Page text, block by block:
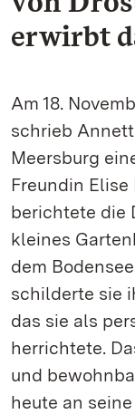
erwirbt
Am 18.
schrieb
Meersburg
Freundin
berichtete die
kleines
dem
schilderte sie
das sie als
herrichtete.
und
heute an